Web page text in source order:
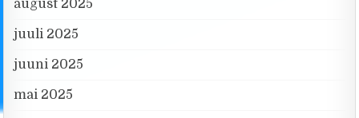
august 2025
juuli 2025
juuni 2025
mai 2025